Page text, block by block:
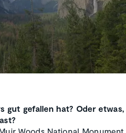
gut gefallen hat? Oder